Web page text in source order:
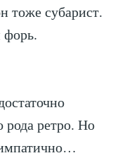
тоже субарист.
форь.
ретро. Но